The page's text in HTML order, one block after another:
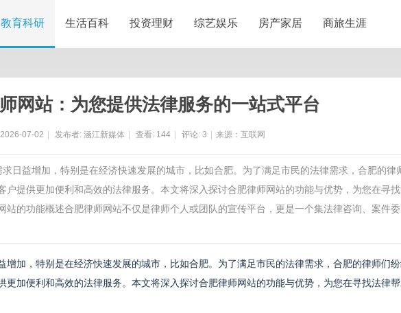
教育科研 生活百科 投资理财 综艺娱乐 房产家居 商旅生涯
网站：为您提供法律服务的一站式平台
2026-07-02 发布者: 涵江新媒体 查看: 144 评论: 3 来源：互联网
日益增加，特别是在经济快速发展的城市，比如合肥。为了满足市民的法律需求，合肥的律
户提供更加便利和高效的法律服务。本文将深入探讨合肥律师网站的功能与优势，为您在寻
站的功能概述合肥律师网站不仅是律师个人或团队的宣传平台，更是一个集法律咨询、案件委
增加，特别是在经济快速发展的城市，比如合肥。为了满足市民的法律需求，合肥的律师们
更加便利和高效的法律服务。本文将深入探讨合肥律师网站的功能与优势，为您在寻找法律